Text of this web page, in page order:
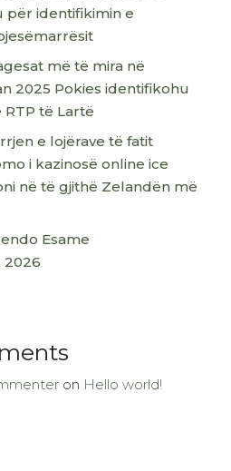
për identifikimin e
më të mira në
2025 Pokies identifikohu
të Lartë
e lojërave të fatit
i kazinosë online ice
në të gjithë Zelandën më
Esame
2026
on Hello world!